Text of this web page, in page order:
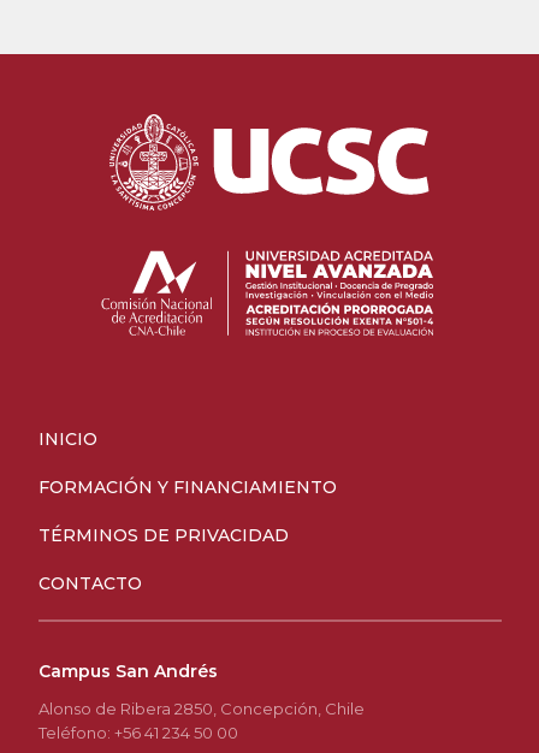
INICIO
FORMACIÓN Y FINANCIAMIENTO
TÉRMINOS DE PRIVACIDAD
CONTACTO
Campus San Andrés
Alonso de Ribera 2850, Concepción, Chile
Teléfono: +56 41 234 50 00